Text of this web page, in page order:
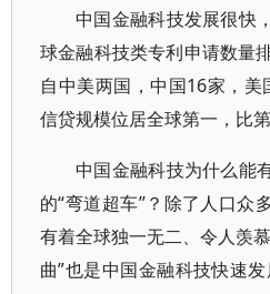
中国金融科技发展很快
球金融科技类专利申请数量
自中美两国，中国16家，
信贷规模位居全球第一，比第
中国金融科技为什么能
的“弯道超车”？除了人口众
有着全球独一无二、令人羡
曲”也是中国金融科技快速